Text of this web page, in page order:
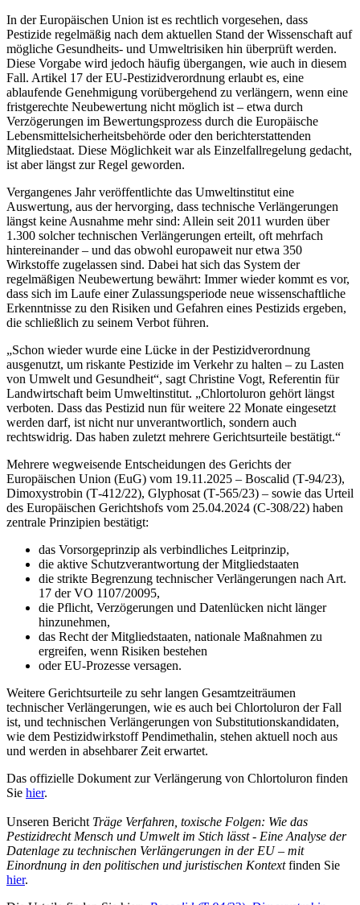
In der Europäischen Union ist es rechtlich vorgesehen, dass
Pestizide regelmäßig nach dem aktuellen Stand der Wissenschaft auf
mögliche Gesundheits- und Umweltrisiken hin überprüft werden.
Diese Vorgabe wird jedoch häufig übergangen, wie auch in diesem
Fall. Artikel 17 der EU-Pestizidverordnung erlaubt es, eine
ablaufende Genehmigung vorübergehend zu verlängern, wenn eine
fristgerechte Neubewertung nicht möglich ist – etwa durch
Verzögerungen im Bewertungsprozess durch die Europäische
Lebensmittelsicherheitsbehörde oder den berichterstattenden
Mitgliedstaat. Diese Möglichkeit war als Einzelfallregelung gedacht,
ist aber längst zur Regel geworden.
Vergangenes Jahr veröffentlichte das Umweltinstitut eine
Auswertung, aus der hervorging, dass technische Verlängerungen
längst keine Ausnahme mehr sind: Allein seit 2011 wurden über
1.300 solcher technischen Verlängerungen erteilt, oft mehrfach
hintereinander – und das obwohl europaweit nur etwa 350
Wirkstoffe zugelassen sind. Dabei hat sich das System der
regelmäßigen Neubewertung bewährt: Immer wieder kommt es vor,
dass sich im Laufe einer Zulassungsperiode neue wissenschaftliche
Erkenntnisse zu den Risiken und Gefahren eines Pestizids ergeben,
die schließlich zu seinem Verbot führen.
„Schon wieder wurde eine Lücke in der Pestizidverordnung
ausgenutzt, um riskante Pestizide im Verkehr zu halten – zu Lasten
von Umwelt und Gesundheit“, sagt Christine Vogt, Referentin für
Landwirtschaft beim Umweltinstitut. „Chlortoluron gehört längst
verboten. Dass das Pestizid nun für weitere 22 Monate eingesetzt
werden darf, ist nicht nur unverantwortlich, sondern auch
rechtswidrig. Das haben zuletzt mehrere Gerichtsurteile bestätigt.“
Mehrere wegweisende Entscheidungen des Gerichts der
Europäischen Union (EuG) vom 19.11.2025 – Boscalid (T‑94/23),
Dimoxystrobin (T‑412/22), Glyphosat (T‑565/23) – sowie das Urteil
des Europäischen Gerichtshofs vom 25.04.2024 (C‑308/22) haben
zentrale Prinzipien bestätigt:
das Vorsorgeprinzip als verbindliches Leitprinzip,
die aktive Schutzverantwortung der Mitgliedstaaten
die strikte Begrenzung technischer Verlängerungen nach Art.
17 der VO 1107/20095,
die Pflicht, Verzögerungen und Datenlücken nicht länger
hinzunehmen,
das Recht der Mitgliedstaaten, nationale Maßnahmen zu
ergreifen, wenn Risiken bestehen
oder EU‑Prozesse versagen.
Weitere Gerichtsurteile zu sehr langen Gesamtzeiträumen
technischer Verlängerungen, wie es auch bei Chlortoluron der Fall
ist, und technischen Verlängerungen von Substitutionskandidaten,
wie dem Pestizidwirkstoff Pendimethalin, stehen aktuell noch aus
und werden in absehbarer Zeit erwartet.
Das offizielle Dokument zur Verlängerung von Chlortoluron finden
Sie hier.
Unseren Bericht Träge Verfahren, toxische Folgen: Wie das
Pestizidrecht Mensch und Umwelt im Stich lässt - Eine Analyse der
Datenlage zu technischen Verlängerungen in der EU – mit
Einordnung in den politischen und juristischen Kontextfinden Sie
hier.